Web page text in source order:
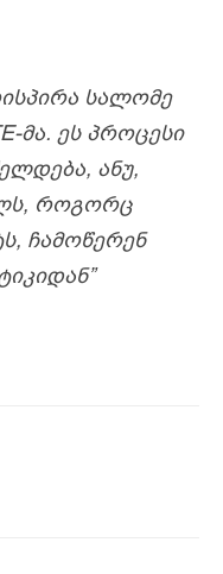
ᲡᲐᲚᲝᲛᲔ
ᲛᲐ. ᲔᲡ ᲞᲠᲝᲪᲔᲡᲘ
ᲐᲜᲣ,
ᲠᲝᲒᲝᲠᲪ
ᲩᲐᲛᲝᲬᲔᲠᲔᲜ